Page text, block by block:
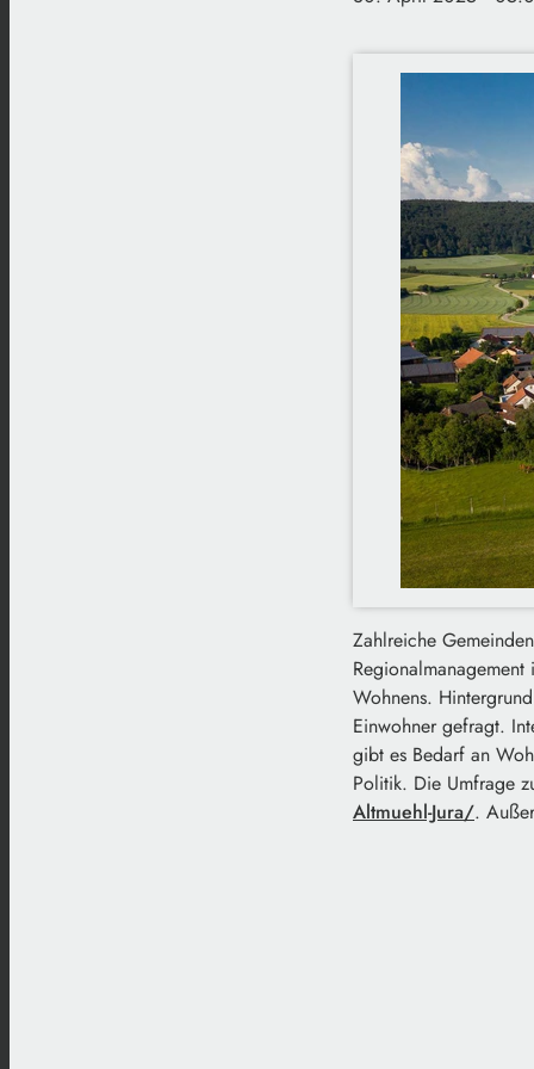
Zahlreiche
Wohnens.
Einwohner gefragt.
gibt es Bedarf an
Politik. Die Umfrage
Altmuehl-Jura/.